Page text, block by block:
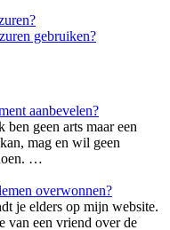
gebruiken?
aanbevelen?
geen arts maar een
mag en wil geen
…
overwonnen?
je elders op mijn website.
van een vriend over de